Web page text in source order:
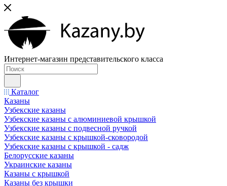
Интернет-магазин представительского класса
Каталог
Казаны
Узбекские казаны
Узбекские казаны с алюминиевой крышкой
Узбекские казаны с подвесной ручкой
Узбекские казаны с крышкой-сковородой
Узбекские казаны с крышкой - садж
Белорусские казаны
Украинские казаны
Казаны с крышкой
Казаны без крышки